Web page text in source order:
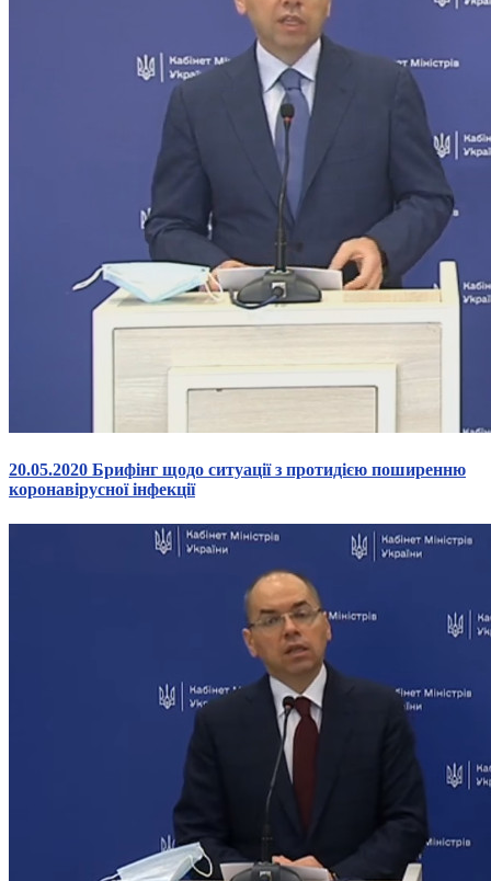
20.05.2020 Брифінг щодо ситуації з протидією поширенню
коронавірусної інфекції